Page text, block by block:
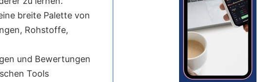
breite Palette von
Rohstoffe,
und Bewertungen
Tools